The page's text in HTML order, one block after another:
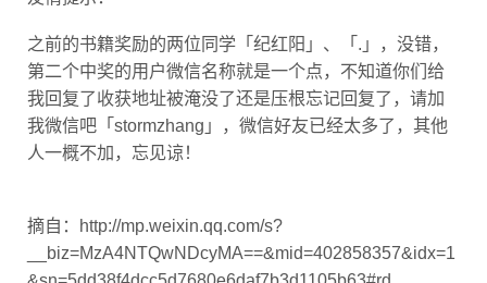
之前的书籍奖励的两位同学「纪红阳」、「.」，没错，
第二个中奖的用户微信名称就是一个点，不知道你们给
我回复了收获地址被淹没了还是压根忘记回复了，请加
我微信吧「stormzhang」，微信好友已经太多了，其他
人一概不加，忘见谅！
摘自：http://mp.weixin.qq.com/s?
__biz=MzA4NTQwNDcyMA==&mid=402858357&idx=1
&sn=5dd38f4dcc5d7680e6daf7b3d1105b63#rd